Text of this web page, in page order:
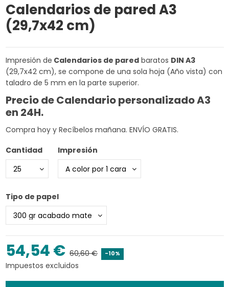
Calendarios de pared A3
(29,7x42 cm)
Impresión de Calendarios de pared baratos DIN A3
(29,7x42 cm), se compone de una sola hoja (Año vista) con
taladro de 5 mm en la parte superior.
Precio de Calendario personalizado A3
en 24H.
Compra hoy y Recíbelos mañana. ENVÍO GRATIS.
Cantidad Impresión
Tipo de papel
54,54 € 60,60 € -10%
Impuestos excluidos